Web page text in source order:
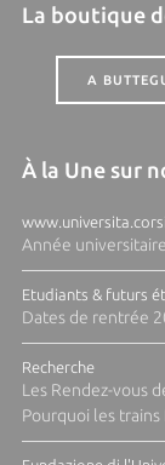
La boutique
A
À la Une sur
Année
Etudiants & futurs
Dates de rentrée
Recherche
Les Rendez-vous
Pourquoi les